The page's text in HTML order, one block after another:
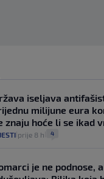
iseljava
milijune eura
znaju hoće li se ikad
prije 8 h 4
je ne podnose,